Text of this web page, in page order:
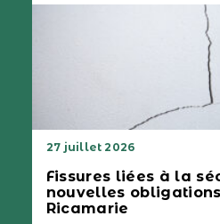
27 juillet 2026
Fissures liées à la
nouvelles
Ricamarie